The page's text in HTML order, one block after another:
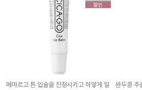
할인
메마르고 튼 입술을 진정시키고 하얗게 일
완두콩 추